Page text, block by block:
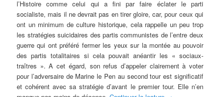
l’Histoire comme celui qui a fini par faire éclater le parti
socialiste, mais il ne devrait pas en tirer gloire, car, pour ceux qui
ont un minimum de culture historique, cela rappelle un peu trop
les stratégies suicidaires des partis communistes de l’entre deux
guerre qui ont préféré fermer les yeux sur la montée au pouvoir
des partis totalitaires si cela pouvait anéantir les « sociaux-
traîtres ». A cet égard, son refus d’appeler clairement à voter
pour l’adversaire de Marine le Pen au second tour est significatif
et cohérent avec sa stratégie d’avant le premier tour. Elle n’en